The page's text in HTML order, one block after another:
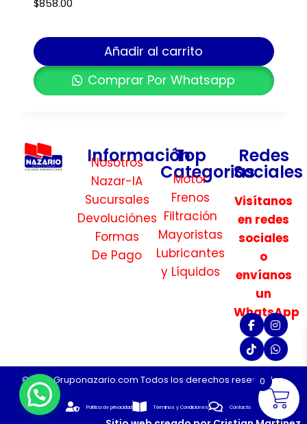
$858.00
Añadir al carrito
Comprar Por Whatsapp
Información
Nosotros
Nazar-IA
Sucursales
Devoluciónes
Formas
De Pago
Top
Categorias
Motor
Frenos
Filtración
Mayoristas
Lubricantes
y Líquidos
Redes
Sociales
Visítanos
en redes
sociales
o
envíanos
un
WhatsApp
©2026 Gruponazario.com Todos los derechos reservados.
Politica de privacidad Términos y Condiciones Contacto
0